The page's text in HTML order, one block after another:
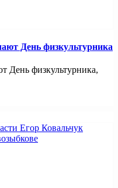
День физкультурника
День физкультурника,